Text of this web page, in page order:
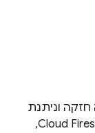
וניתנת
Cloud
,